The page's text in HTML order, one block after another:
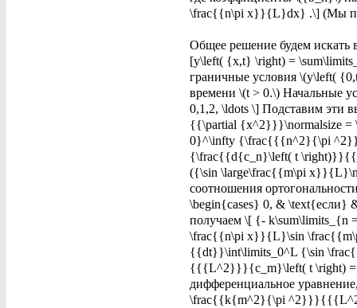
\frac{{n\pi x}}{L}dx} .\] (Мы
Общее решение будем искать
[y\left( {x,t} \right) =
граничные условия \(y\left(
времени \(t > 0.\) Начальные
0,1,2, \ldots \] Подставим эти
{{\partial {x^2}}}\normalsize =
0}^\infty {\frac{{{n^2}{\pi
{\frac{{d{c_n}\left( t
({\sin \large\frac{{m\pi
соотношения
\begin{cases} 0, & \text{если}
получаем \[ {-
\frac{{n\pi x}}{L}\sin
{{dt}}\int\limits_0^L {\sin
{{{L^2}}}{c_m}\left( t \right) =
дифференциальное
\frac{{k{m^2}{\pi